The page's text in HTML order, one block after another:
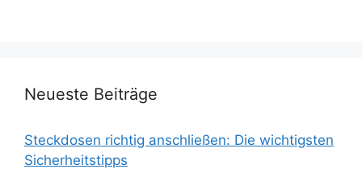
Neueste Beiträge
Steckdosen richtig anschließen: Die wichtigsten
Sicherheitstipps